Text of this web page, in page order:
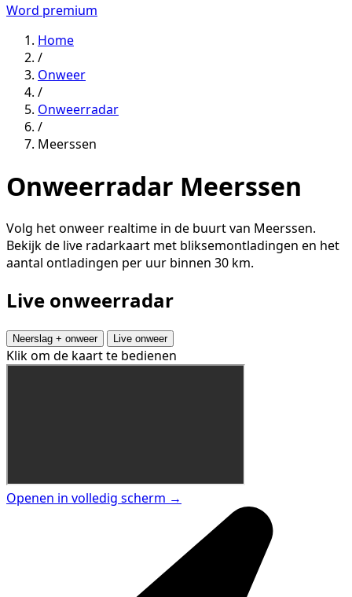
Word premium
Home
/
Onweer
/
Onweerradar
/
Meerssen
Onweerradar Meerssen
Volg het onweer realtime in de buurt van Meerssen.
Bekijk de live radarkaart met bliksemontladingen en het
aantal ontladingen per uur binnen 30 km.
Live onweerradar
Neerslag + onweer Live onweer
Klik om de kaart te bedienen
Openen in volledig scherm →